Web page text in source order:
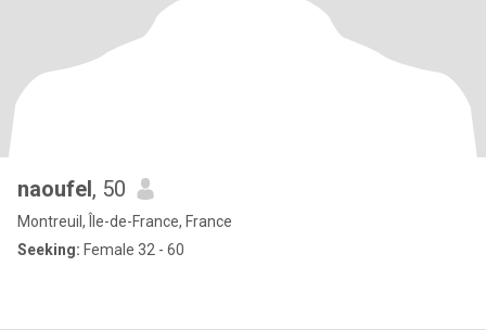
naoufel, 50
Montreuil, Île-de-France, France
Seeking: Female 32 - 60